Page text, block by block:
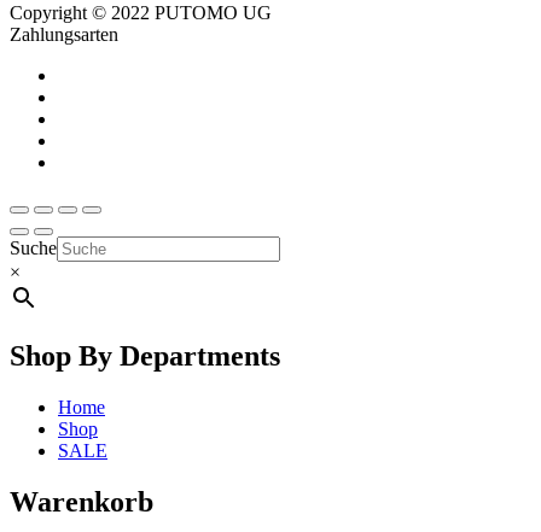
Copyright © 2022 PUTOMO UG
Zahlungsarten
Suche
×
Shop By Departments
Home
Shop
SALE
Warenkorb